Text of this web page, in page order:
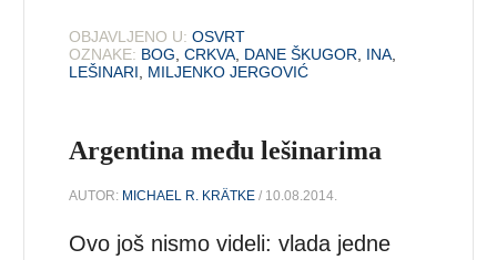
OBJAVLJENO U: OSVRT
OZNAKE: BOG ,CRKVA DANE ŠKUGOR INA
LEŠINARI
MILJENKO JERGOVIĆ
Argentina među lešinarima
AUTOR: MICHAEL R. KRÄTKE / 10.08.2014.
Ovo još nismo videli: vlada jedne